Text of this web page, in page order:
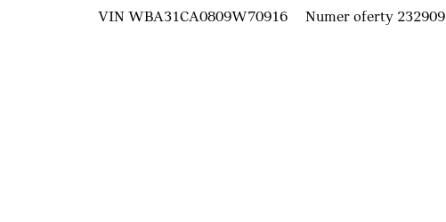
VIN WBA31CA0809W70916 Numer oferty 232909